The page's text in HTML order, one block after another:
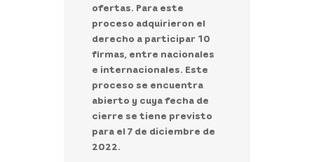
ofertas. Para este
proceso adquirieron el
derecho a participar 10
firmas, entre nacionales
e internacionales. Este
proceso se encuentra
abierto y cuya fecha de
cierre se tiene previsto
para el 7 de diciembre de
2022.